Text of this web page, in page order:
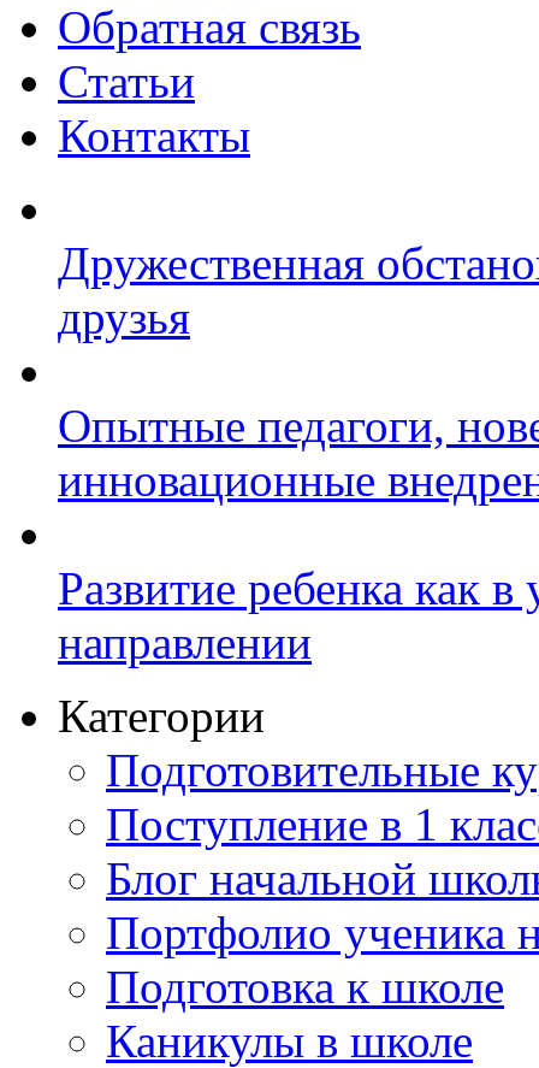
Обратная связь
Статьи
Контакты
Дружественная
друзья
Опытные педагоги,
инновационные
Развитие ребенка как
направлении
Категории
Подготовительные
Поступление в 1
Блог начальной
Портфолио ученика
Подготовка к школе
Каникулы в школе